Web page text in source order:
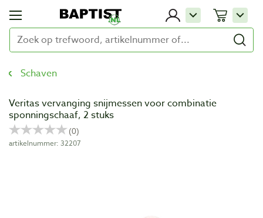
Schaven
Veritas vervanging snijmessen voor combinatie
sponningschaaf, 2 stuks
artikelnummer: 32207